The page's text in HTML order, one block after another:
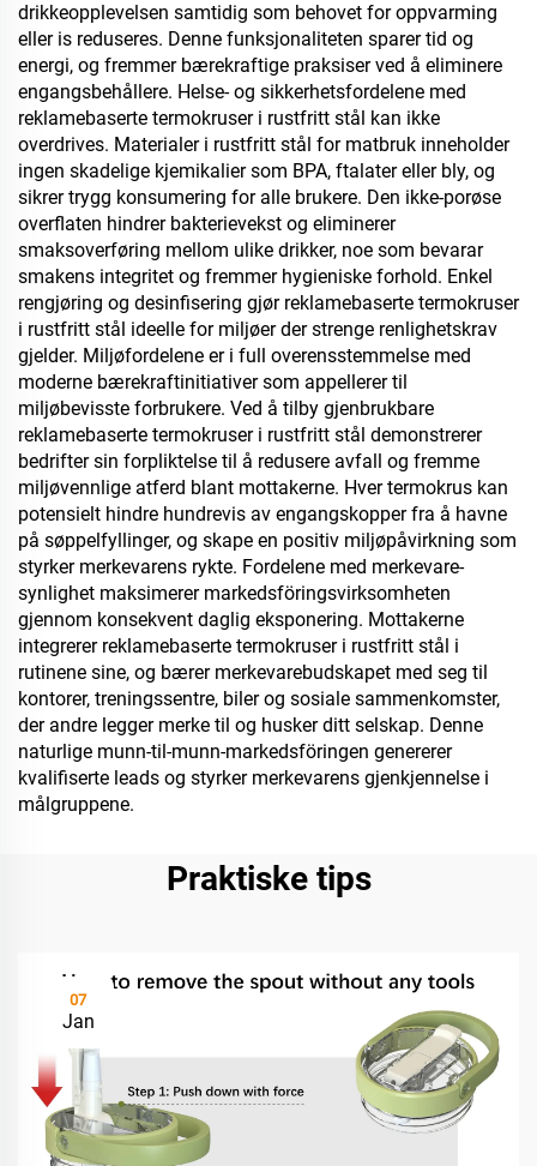
drikkeopplevelsen samtidig som behovet for oppvarming
eller is reduseres. Denne funksjonaliteten sparer tid og
energi, og fremmer bærekraftige praksiser ved å eliminere
engangsbehållere. Helse- og sikkerhetsfordelene med
reklamebaserte termokruser i rustfritt stål kan ikke
overdrives. Materialer i rustfritt stål for matbruk inneholder
ingen skadelige kjemikalier som BPA, ftalater eller bly, og
sikrer trygg konsumering for alle brukere. Den ikke-porøse
overflaten hindrer bakterievekst og eliminerer
smaksoverføring mellom ulike drikker, noe som bevarar
smakens integritet og fremmer hygieniske forhold. Enkel
rengjøring og desinfisering gjør reklamebaserte termokruser
i rustfritt stål ideelle for miljøer der strenge renlighetskrav
gjelder. Miljøfordelene er i full overensstemmelse med
moderne bærekraftinitiativer som appellerer til
miljøbevisste forbrukere. Ved å tilby gjenbrukbare
reklamebaserte termokruser i rustfritt stål demonstrerer
bedrifter sin forpliktelse til å redusere avfall og fremme
miljøvennlige atferd blant mottakerne. Hver termokrus kan
potensielt hindre hundrevis av engangskopper fra å havne
på søppelfyllinger, og skape en positiv miljøpåvirkning som
styrker merkevarens rykte. Fordelene med merkevare-
synlighet maksimerer markedsföringsvirksomheten
gjennom konsekvent daglig eksponering. Mottakerne
integrerer reklamebaserte termokruser i rustfritt stål i
rutinene sine, og bærer merkevarebudskapet med seg til
kontorer, treningssentre, biler og sosiale sammenkomster,
der andre legger merke til og husker ditt selskap. Denne
naturlige munn-til-munn-markedsföringen genererer
kvalifiserte leads og styrker merkevarens gjenkjennelse i
målgruppene.
Praktiske tips
07
Jan